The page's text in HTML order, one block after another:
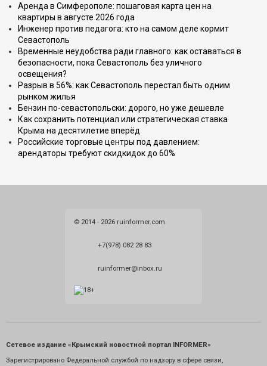
Аренда в Симферополе: пошаговая карта цен на
квартиры в августе 2026 года
Инженер против педагога: кто на самом деле кормит
Севастополь
Временные неудобства ради главного: как оставаться в
безопасности, пока Севастополь без уличного
освещения?
Разрыв в 56%: как Севастополь перестал быть одним
рынком жилья
Бензин по-севастопольски: дорого, но уже дешевле
Как сохранить потенциал или стратегическая ставка
Крыма на десятилетие вперёд
Российские торговые центры под давлением:
арендаторы требуют скидкидок до 60%
© 2014 - 2026 ruinformer.com
+7(978) 082 28 83
ruinformer@inbox.ru
Сетевое издание «Крымский новостной портал INFORMER»
Зарегистрировано Федеральной службой по надзору в сфере связи,